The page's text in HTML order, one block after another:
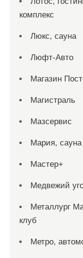
комплекс
Люкс, сауна
Люфт-Авто
Магазин
Магистраль
Мазсервис
Мария, сауна
Мастер+
Медвежий
Металлург
клуб
Метро,